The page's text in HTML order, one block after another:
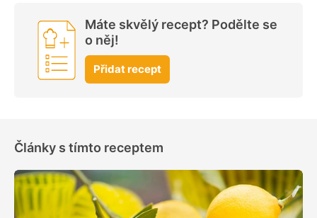
Máte skvělý recept? Podělte se
o něj!
Přidat recept
Články s tímto receptem